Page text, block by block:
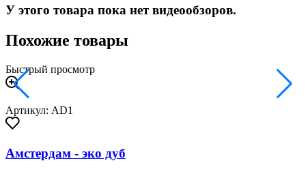
У этого товара пока нет видеообзоров.
Похожие товары
Быстрый просмотр
Артикул: AD1
Амстердам - эко дуб